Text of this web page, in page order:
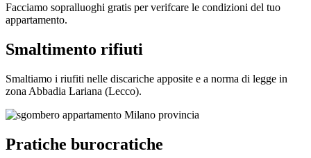
Facciamo sopralluoghi gratis per verifcare le condizioni del tuo
appartamento.
Smaltimento rifiuti
Smaltiamo i riufiti nelle discariche apposite e a norma di legge in
zona Abbadia Lariana (Lecco).
Pratiche burocratiche